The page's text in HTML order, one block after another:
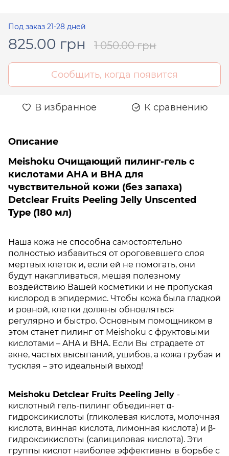
Под заказ 21-28 дней
825.00 грн 1 050.00 грн
Сообщить, когда появится
В избранное К сравнению
Описание
Meishoku Очищающий пилинг-гель с
кислотами AHA и BHA для
чувствительной кожи (без запаха)
Detclear Fruits Peeling Jelly Unscented
Type (180 мл)
Наша кожа не способна самостоятельно
полностью избавиться от ороговевшего слоя
мертвых клеток и, если ей не помогать, они
будут накапливаться, мешая полезному
воздействию Вашей косметики и не пропуская
кислород в эпидермис. Чтобы кожа была гладкой
и ровной, клетки должны обновляться
регулярно и быстро. Основным помощником в
этом станет пилинг от Meishoku с фруктовыми
кислотами – AHA и BHA. Если Вы страдаете от
акне, частых высыпаний, ушибов, а кожа грубая и
тусклая – это идеальный выход!
Meishoku Detclear Fruits Peeling Jelly -
кислотный гель-пилинг объединяет α-
гидроксикислоты (гликолевая кислота, молочная
кислота, винная кислота, лимонная кислота) и β-
гидроксикислоты (салициловая кислота). Эти
группы кислот наиболее эффективны в борьбе с